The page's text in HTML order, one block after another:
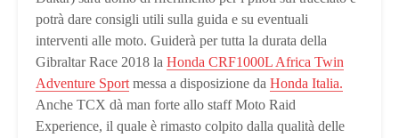
potrà dare consigli utili sulla guida e su eventuali
interventi alle moto. Guiderà per tutta la durata della
Gibraltar Race 2018 la Honda CRF1000L Africa Twin
Adventure Sport messa a disposizione da Honda Italia.
Anche TCX dà man forte allo staff Moto Raid
Experience, il quale è rimasto colpito dalla qualità delle